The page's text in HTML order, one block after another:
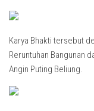
Karya Bhakti tersebut
Reruntuhan Bangunan
Angin Puting Beliung.